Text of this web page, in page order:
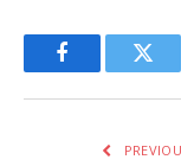
Facebook